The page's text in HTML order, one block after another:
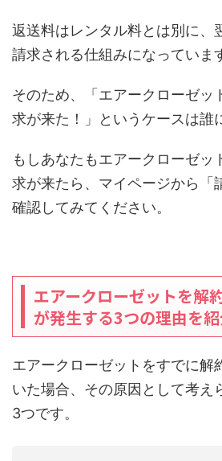
返送料はレンタル料とは別に、
請求される仕組みになっていま
そのため、「エアークローゼッ
求が来た！」というケースは誰
もしあなたもエアークローゼッ
求が来たら、マイページから「
確認してみてください。
エアークローゼットを解
が発生する3つの理由を紹
エアークローゼットをすでに解
いた場合、その原因として考え
3つです。